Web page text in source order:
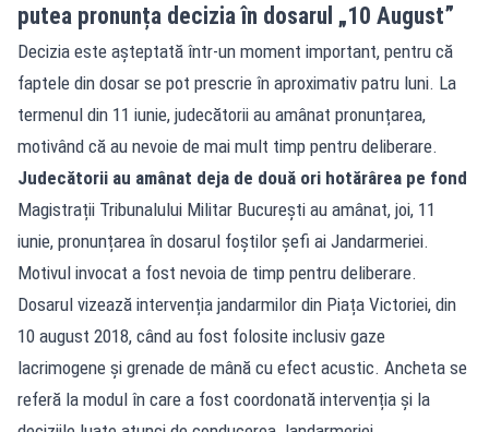
putea pronunța decizia în dosarul „10 August”
Decizia este așteptată într-un moment important, pentru că
faptele din dosar se pot prescrie în aproximativ patru luni. La
termenul din 11 iunie, judecătorii au amânat pronunțarea,
motivând că au nevoie de mai mult timp pentru deliberare.
Judecătorii au amânat deja de două ori hotărârea pe fond
Magistrații Tribunalului Militar București au amânat, joi, 11
iunie, pronunțarea în dosarul foștilor șefi ai Jandarmeriei.
Motivul invocat a fost nevoia de timp pentru deliberare.
Dosarul vizează intervenția jandarmilor din Piața Victoriei, din
10 august 2018, când au fost folosite inclusiv gaze
lacrimogene și grenade de mână cu efect acustic. Ancheta se
referă la modul în care a fost coordonată intervenția și la